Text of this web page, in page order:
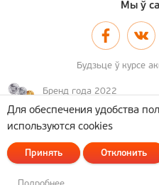
Для обеспечения удобства
используются cookies
Принять Отклонить
Мы ў
Будзьце ў курсе
Бренд года 2022
© 2011–2026 А-